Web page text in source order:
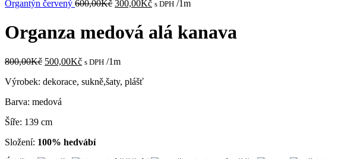
1.080,00Kč.500,00Kč.
Organtýn červený 600,00Kč Původní
600,00Kč.
300,00KčAktuální
je:
300,00Kč.
s DPH /1m
Organza medová alá kanava
800,00Kč Původní
byla:
500,00KčAktuální
je:
s DPH /1m
Výrobek: dekorace, sukně,šaty, plášť
Barva: medová
Šíře: 139 cm
Složení: 100% hedvábí